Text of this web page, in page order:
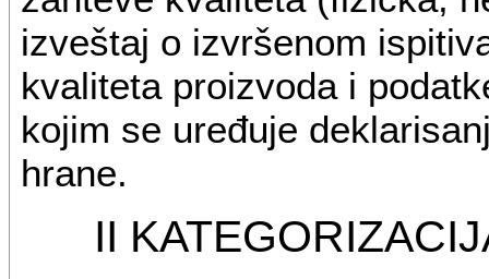
izveštaj o izvršenom
kvaliteta proizvoda i
kojim se uređuje
hrane.
II